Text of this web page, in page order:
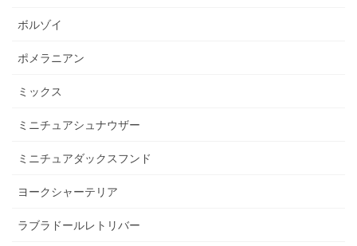
ボルゾイ
ポメラニアン
ミックス
ミニチュアシュナウザー
ミニチュアダックスフンド
ヨークシャーテリア
ラブラドールレトリバー